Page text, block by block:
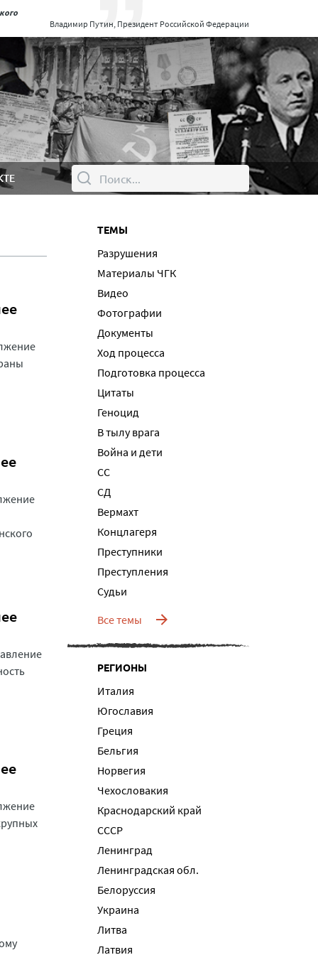
Владимир Путин, Президент Российской Федерации
ТЕМЫ
Разрушения
Материалы ЧГК
Видео
Фотографии
Документы
Ход процесса
Подготовка процесса
Цитаты
Геноцид
В тылу врага
Война и дети
СС
СД
Вермахт
Концлагеря
Преступники
Преступления
Судьи
Все темы
РЕГИОНЫ
Италия
Югославия
Греция
Бельгия
Норвегия
Чехословакия
Краснодарский край
СССР
Ленинград
Ленинградская обл.
Белоруссия
Украина
Литва
Латвия